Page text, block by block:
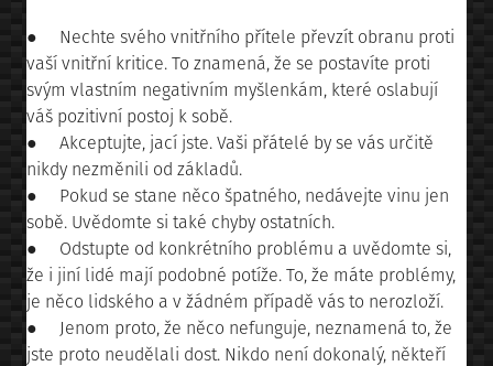
● Nechte svého vnitřního přítele převzít obranu proti
vaší vnitřní kritice. To znamená, že se postavíte proti
svým vlastním negativním myšlenkám, které oslabují
váš pozitivní postoj k sobě.
● Akceptujte, jací jste. Vaši přátelé by se vás určitě
nikdy nezměnili od základů.
● Pokud se stane něco špatného, nedávejte vinu jen
sobě. Uvědomte si také chyby ostatních.
● Odstupte od konkrétního problému a uvědomte si,
že i jiní lidé mají podobné potíže. To, že máte problémy,
je něco lidského a v žádném případě vás to nerozloží.
● Jenom proto, že něco nefunguje, neznamená to, že
jste proto neudělali dost. Nikdo není dokonalý, někteří